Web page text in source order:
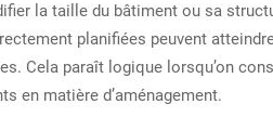
la taille du bâtiment ou sa
planifiées peuvent
Cela paraît logique lorsqu’on
en matière d’aménagement.